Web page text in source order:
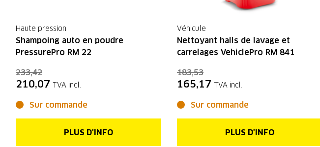
Haute pression
Shampoing auto en poudre
PressurePro RM 22
233,42
210,07 TVA incl.
Sur commande
PLUS D'INFO
Véhicule
Nettoyant halls de lavage et
carrelages VehiclePro RM 841
183,53
165,17 TVA incl.
Sur commande
PLUS D'INFO